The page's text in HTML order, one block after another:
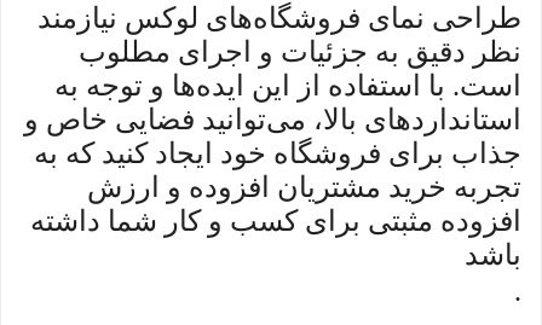
طراحی نمای فروشگاه‌های لوکس نیازمند
نظر دقیق به جزئیات و اجرای مطلوب
است. با استفاده از این ایده‌ها و توجه به
استانداردهای بالا، می‌توانید فضایی خاص و
جذاب برای فروشگاه خود ایجاد کنید که به
تجربه خرید مشتریان افزوده و ارزش
افزوده مثبتی برای کسب و کار شما داشته
باشد
.